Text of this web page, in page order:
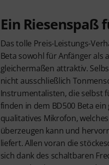
Ein Riesenspaß
Das tolle Preis-Leistungs-
Beta sowohl für Anfänger als
gleichermaßen attraktiv.
nicht ausschließlich
Instrumentalisten, die selbst
finden in dem BD500 Beta
qualitatives Mikrofon,
überzeugen kann und
liefert. Allen voran die
sich dank des schaltbaren